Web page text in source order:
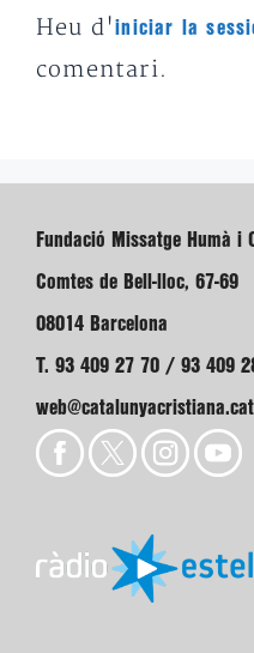
Heu d'iniciar la
comentari.
Fundació Missatge Humà i
Comtes de Bell-lloc, 67-69
08014 Barcelona
T. 93 409 27 70 / 93 409
web@catalunyacristiana.cat